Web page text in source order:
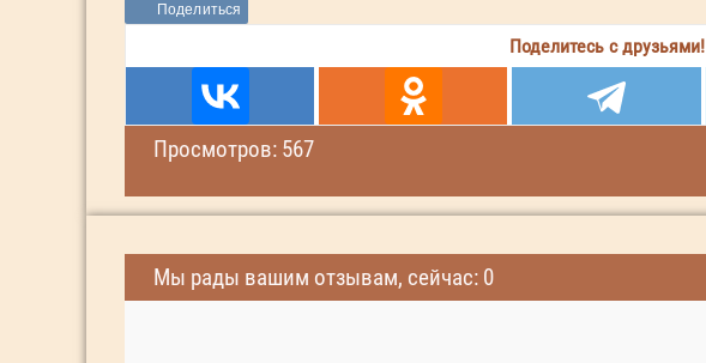
Поделиться
Поделитесь с друзьями!
Просмотров: 567
Мы рады вашим отзывам, сейчас: 0